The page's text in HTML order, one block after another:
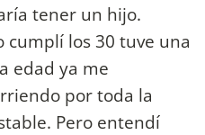
tener un hijo.
cumplí los 30 tuve una
edad ya me
por toda la
Pero entendí